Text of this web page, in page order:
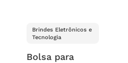
Brindes Eletrônicos e
Tecnologia
Bolsa para